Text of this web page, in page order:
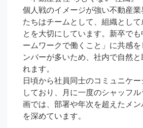
個人戦のイメージが強い不動産
たちはチームとして、組織として
とを大切にしています。新卒で
ームワークで働くこと」に共感を
ンバーが多いため、社内で自然と
れます。
日頃から社員同士のコミュニケ
しており、月に一度のシャッフ
画では、部署や年次を超えたメ
を深めています。